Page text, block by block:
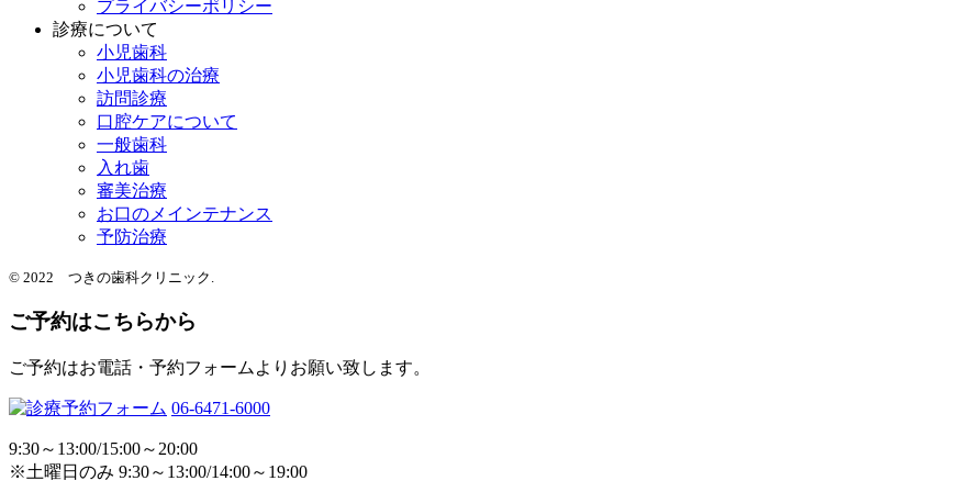
プライバシーポリシー
診療について
小児歯科
小児歯科の治療
訪問診療
口腔ケアについて
一般歯科
入れ歯
審美治療
お口のメインテナンス
予防治療
© 2022 つきの歯科クリニック.
ご予約はこちらから
ご予約はお電話・予約フォームよりお願い致します。
06-6471-6000
9:30～13:00/15:00～20:00
※土曜日のみ 9:30～13:00/14:00～19:00